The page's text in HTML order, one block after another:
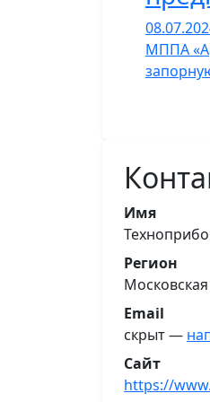
МППА
Имя
Регион
Email
скрыт —
Сайт
https://